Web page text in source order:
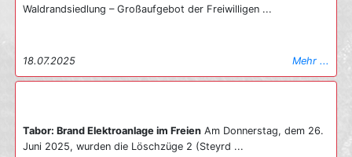
Waldrandsiedlung – Großaufgebot der Freiwilligen ...
18.07.2025 Mehr ...
Tabor: Brand Elektroanlage im Freien Am Donnerstag, dem 26.
Juni 2025, wurden die Löschzüge 2 (Steyrd ...